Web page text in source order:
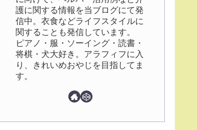
護に関する情報を当ブログにて発
信中。衣食などライフスタイルに
関することも発信しています。
ピアノ・服・ソーイング・読書・
将棋・犬大好き。アラフィフに入
り、きれいめおやじを目指してま
す。